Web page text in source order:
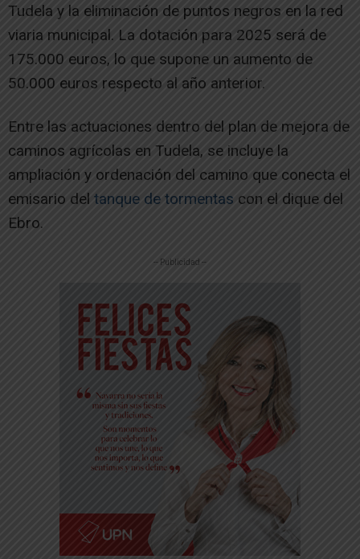
Tudela y la eliminación de puntos negros en la red
viaria municipal. La dotación para 2025 será de
175.000 euros, lo que supone un aumento de
50.000 euros respecto al año anterior.
Entre las actuaciones dentro del plan de mejora de
caminos agrícolas en Tudela, se incluye la
ampliación y ordenación del camino que conecta el
emisario del tanque de tormentas con el dique del
Ebro.
-- Publicidad --